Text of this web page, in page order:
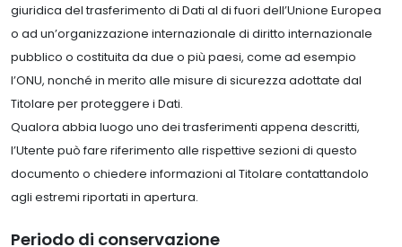
giuridica del trasferimento di Dati al di fuori dell’Unione Europea
o ad un’organizzazione internazionale di diritto internazionale
pubblico o costituita da due o più paesi, come ad esempio
l’ONU, nonché in merito alle misure di sicurezza adottate dal
Titolare per proteggere i Dati.
Qualora abbia luogo uno dei trasferimenti appena descritti,
l’Utente può fare riferimento alle rispettive sezioni di questo
documento o chiedere informazioni al Titolare contattandolo
agli estremi riportati in apertura.
Periodo di conservazione